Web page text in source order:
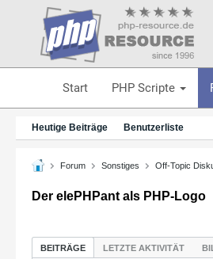
Start PHP Scripte
Heutige Beiträge Benutzerliste
Forum Sonstiges Off-Topic
Der elePHPant als PHP-Logo
BEITRÄGE LETZTE AKTIVITÄT